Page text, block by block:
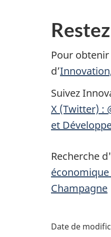
Pour
d’
Suivez
X (Twitter) :
et
Recherche
économique
Champagne
D